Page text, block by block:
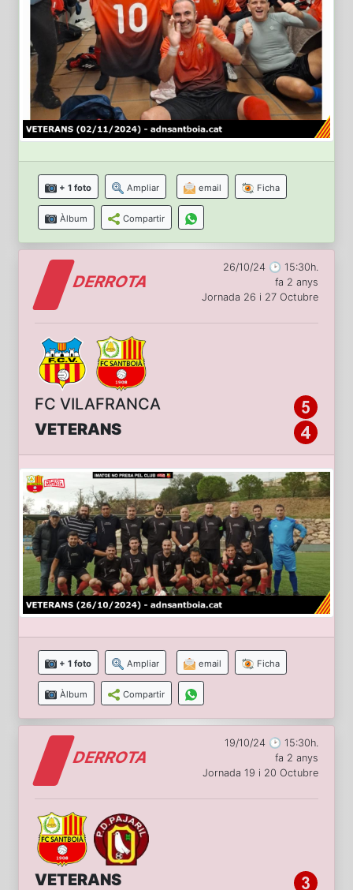
+ 1 foto Ampliar email Ficha
Àlbum Compartir
DERROTA
26/10/24 🕑 15:30h.
fa 2 anys
Jornada 26 i 27 Octubre
FC VILAFRANCA
VETERANS
+ 1 foto Ampliar email Ficha
Àlbum Compartir
DERROTA
19/10/24 🕑 15:30h.
fa 2 anys
Jornada 19 i 20 Octubre
VETERANS